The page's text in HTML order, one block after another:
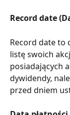
Record date
Record date to
listę swoich
posiadających
dywidendy,
przed dniem